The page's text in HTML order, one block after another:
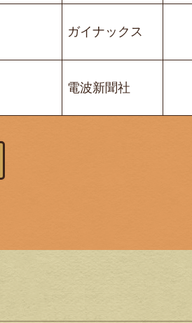
ガイナックス
電波新聞社